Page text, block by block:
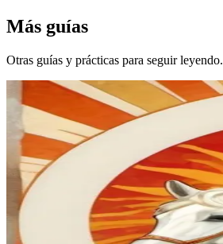
Más guías
Otras guías y prácticas para seguir leyendo.